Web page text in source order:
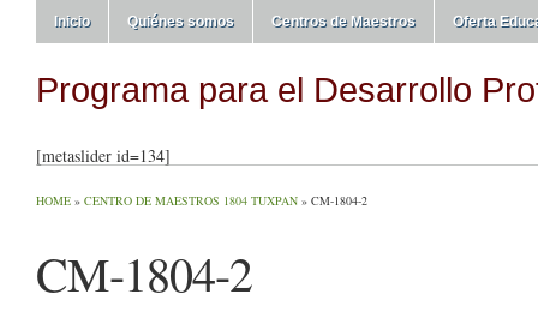
Inicio Quiénes somos Centros de Maestros Oferta
Programa para el Desarrollo
[metaslider id=134]
HOME » CENTRO DE MAESTROS 1804 TUXPAN » CM-1804-2
CM-1804-2